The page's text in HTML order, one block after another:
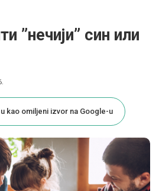
”нечији” син или
kao omiljeni izvor na Google-u